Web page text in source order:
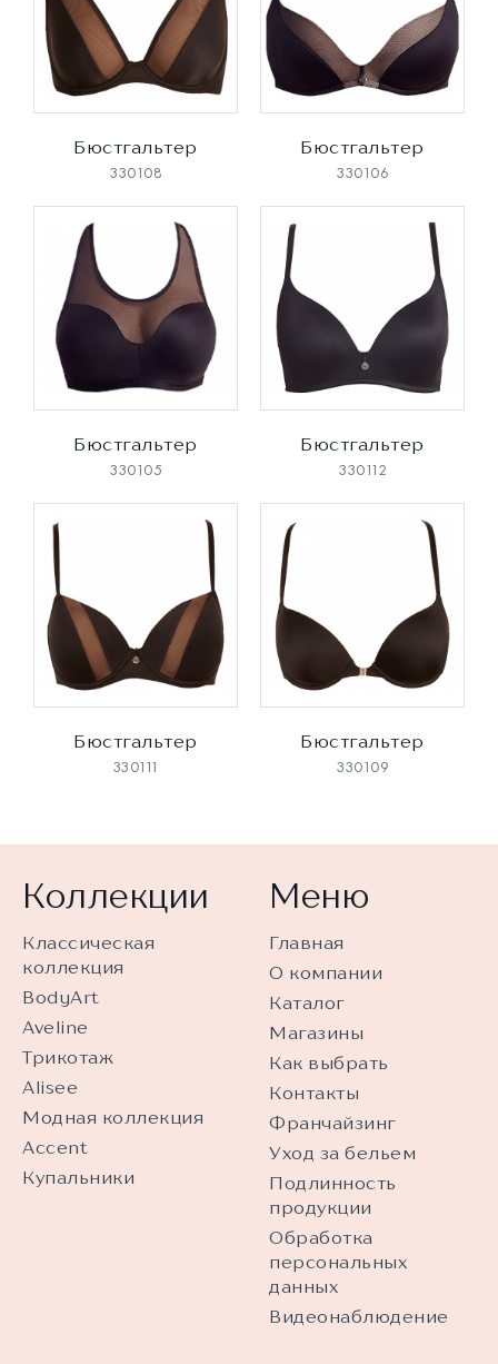
Бюстгальтер
330108
Бюстгальтер
330106
Бюстгальтер
330105
Бюстгальтер
330112
Бюстгальтер
330111
Бюстгальтер
330109
Коллекции
Классическая
коллекция
BodyArt
Aveline
Трикотаж
Alisee
Модная коллекция
Accent
Купальники
Меню
Главная
О компании
Каталог
Магазины
Как выбрать
Контакты
Франчайзинг
Уход за бельем
Подлинность
продукции
Обработка
персональных
данных
Видеонаблюдение